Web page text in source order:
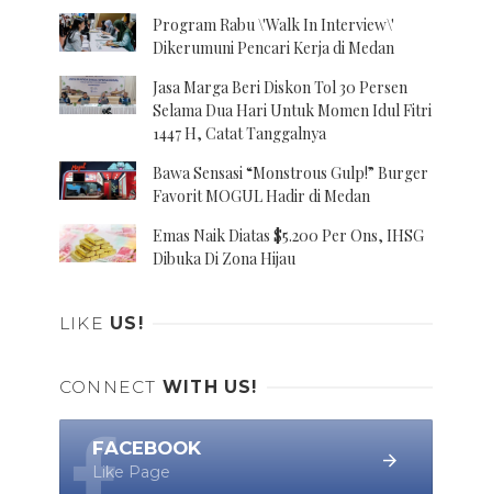
Program Rabu \'Walk In Interview\'
Dikerumuni Pencari Kerja di Medan
Jasa Marga Beri Diskon Tol 30 Persen
Selama Dua Hari Untuk Momen Idul Fitri
1447 H, Catat Tanggalnya
Bawa Sensasi “Monstrous Gulp!” Burger
Favorit MOGUL Hadir di Medan
Emas Naik Diatas $5.200 Per Ons, IHSG
Dibuka Di Zona Hijau
LIKE US!
CONNECT WITH US!
FACEBOOK
Like Page